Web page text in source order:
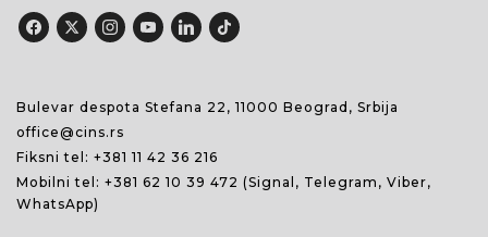
Bulevar despota Stefana 22, 11000 Beograd, Srbija
office@cins.rs
Fiksni tel: +381 11 42 36 216
Mobilni tel: +381 62 10 39 472 (Signal, Telegram, Viber,
WhatsApp)